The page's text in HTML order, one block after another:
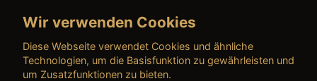
→ AGB (Gebrauchtwagen)
Wir verwenden Cookies
Diese Webseite verwendet Cookies und ähnliche
Technologien, um die Basisfunktion zu gewährleisten und
um Zusatzfunktionen zu bieten.